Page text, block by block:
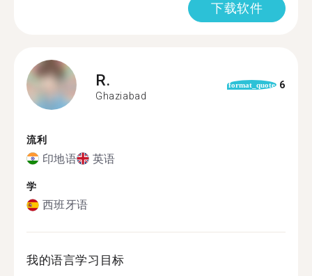
下载软件
R.
Ghaziabad
format_quote 6
流利
印地语 英语
学
西班牙语
我的语言学习目标